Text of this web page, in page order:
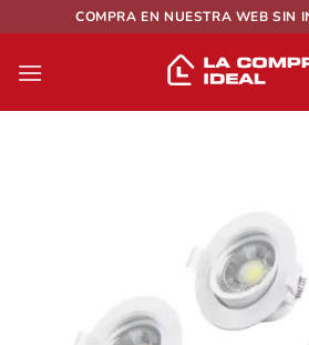
al
contenido
COMPRA EN NUESTRA WEB SIN